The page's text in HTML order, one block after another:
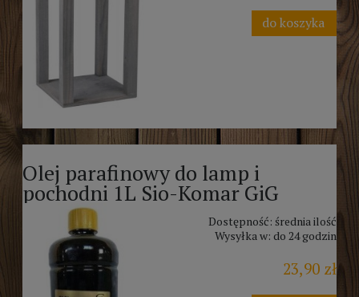
do koszyka
Olej parafinowy do lamp i
pochodni 1L Sio-Komar GiG
Dostępność: średnia ilość
Wysyłka w: do 24 godzin
23,90 zł